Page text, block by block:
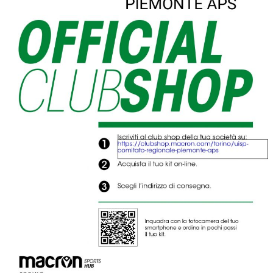
Luglio 2026: "Pensando con i piedi, si possono fare le
rivoluzioni"
Tiziano Pesce a Radio InBlu2000 traccia il bilancio della stagione